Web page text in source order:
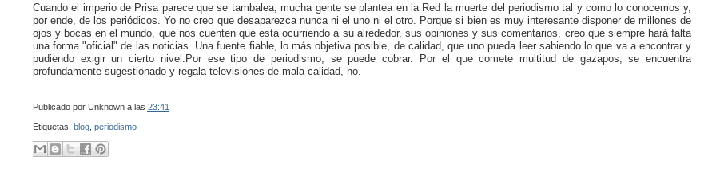
Cuando el imperio de Prisa parece que se tambalea, mucha gente se plantea en la Red la muerte del periodismo tal y como lo conocemos y,
por ende, de los periódicos. Yo no creo que desaparezca nunca ni el uno ni el otro. Porque si bien es muy interesante disponer de millones de
ojos y bocas en el mundo, que nos cuenten qué está ocurriendo a su alrededor, sus opiniones y sus comentarios, creo que siempre hará falta
una forma "oficial" de las noticias. Una fuente fiable, lo más objetiva posible, de calidad, que uno pueda leer sabiendo lo que va a encontrar y
pudiendo exigir un cierto nivel.Por ese tipo de periodismo, se puede cobrar. Por el que comete multitud de gazapos, se encuentra
profundamente sugestionado y regala televisiones de mala calidad, no.
Publicado por Unknown a las 23:41
Etiquetas: blog, periodismo